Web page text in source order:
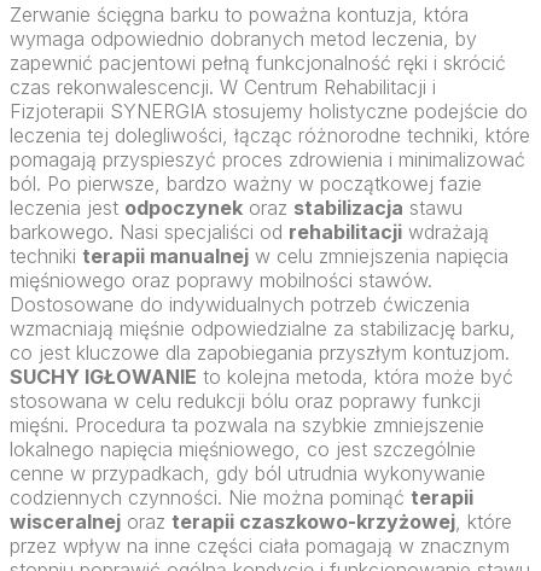
Zerwanie ścięgna barku to poważna kontuzja, która
wymaga odpowiednio dobranych metod leczenia, by
zapewnić pacjentowi pełną funkcjonalność ręki i skrócić
czas rekonwalescencji. W Centrum Rehabilitacji i
Fizjoterapii SYNERGIA stosujemy holistyczne podejście do
leczenia tej dolegliwości, łącząc różnorodne techniki, które
pomagają przyspieszyć proces zdrowienia i minimalizować
ból. Po pierwsze, bardzo ważny w początkowej fazie
leczenia jest odpoczynek oraz stabilizacja stawu
barkowego. Nasi specjaliści od rehabilitacji wdrażają
techniki terapii manualnej w celu zmniejszenia napięcia
mięśniowego oraz poprawy mobilności stawów.
Dostosowane do indywidualnych potrzeb ćwiczenia
wzmacniają mięśnie odpowiedzialne za stabilizację barku,
co jest kluczowe dla zapobiegania przyszłym kontuzjom.
SUCHY IGŁOWANIE to kolejna metoda, która może być
stosowana w celu redukcji bólu oraz poprawy funkcji
mięśni. Procedura ta pozwala na szybkie zmniejszenie
lokalnego napięcia mięśniowego, co jest szczególnie
cenne w przypadkach, gdy ból utrudnia wykonywanie
codziennych czynności. Nie można pominąć terapii
wisceralnej oraz terapii czaszkowo-krzyżowej , które
przez wpływ na inne części ciała pomagają w znacznym